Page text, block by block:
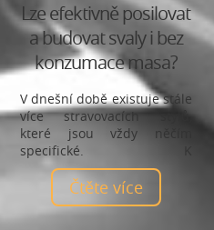
Lze efektivně posilovat
a budovat svaly i bez
konzumace masa?
V dnešní době existuje stále
více stravovacích stylů,
které jsou vždy něčím
specifické. K
nejrozšířenějším
stravovacím stylům se řadí
také vegetariánství, které
vylučuje z jídelníčku
Čtěte více